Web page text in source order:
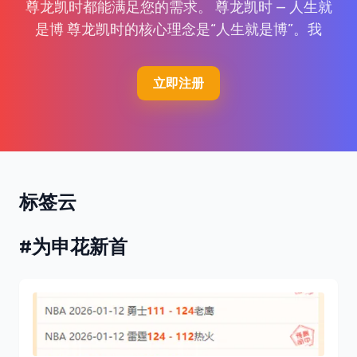
尊龙凯时都能满足您的需求。 尊龙凯时 — 人生就
是博 尊龙凯时的核心理念是“人生就是博”。我
立即注册
标签云
#为申花新首